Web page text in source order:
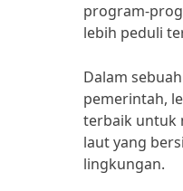
program-
lebih peduli
Dalam
pemerintah,
terbaik untuk
laut yang
lingkungan.